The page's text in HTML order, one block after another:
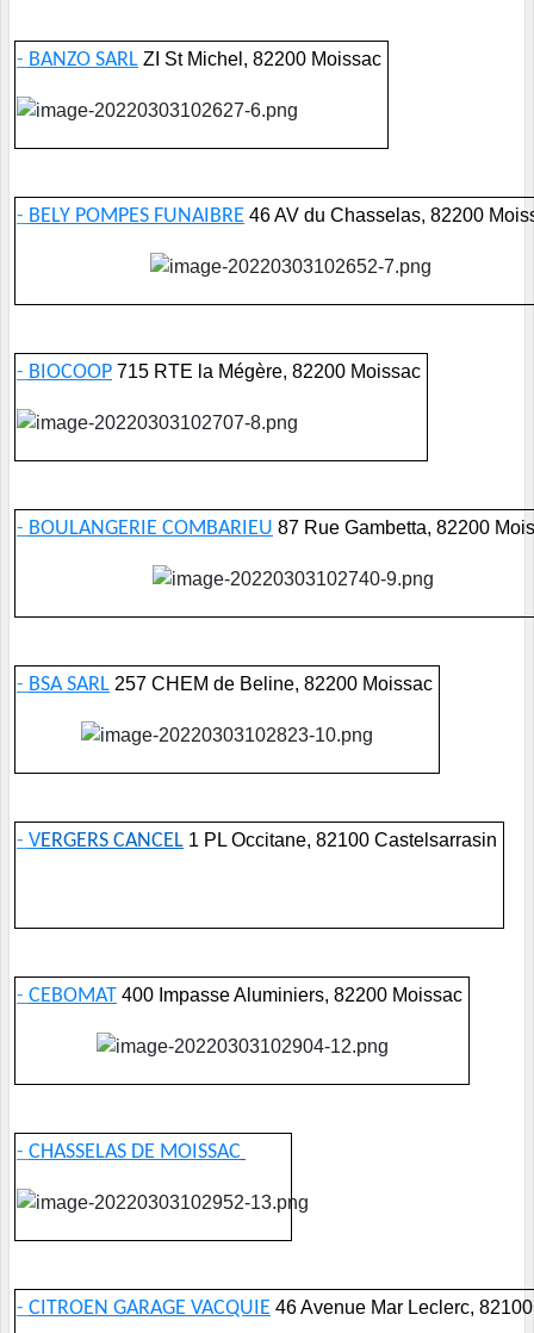
- BANZO SARL ZI St Michel, 82200 Moissac
- BELY POMPES FUNAIBRE 46 AV du Chasselas, 82200
- BIOCOOP 715 RTE la Mégère, 82200 Moissac
- BOULANGERIE COMBARIEU 87 Rue Gambetta, 82200
- BSA SARL 257 CHEM de Beline, 82200 Moissac
- VERGERS CANCEL 1 PL Occitane, 82100 Castelsarrasin
- CEBOMAT 400 Impasse Aluminiers, 82200 Moissac
- CHASSELAS DE MOISSAC
- CITROEN GARAGE VACQUIE 46 Avenue Mar Leclerc,